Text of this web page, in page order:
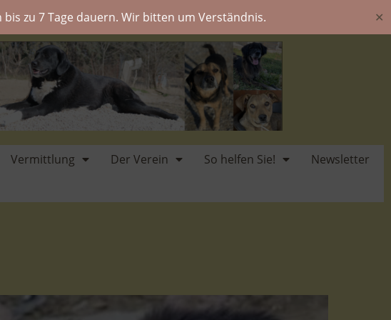
zu 7 Tage dauern. Wir bitten um Verständnis. ✕
Vermittlung Der Verein So helfen Sie!
Newsletter